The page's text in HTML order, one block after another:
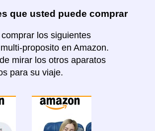
que usted puede comprar
los siguientes
proposito en Amazon.
mirar los otros aparatos
para su viaje.